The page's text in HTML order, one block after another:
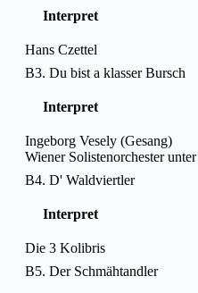
Interpret
Hans Czettel
B3. Du bist a klasser Bursch
Interpret
Ingeborg Vesely (Gesang)
Wiener Solistenorchester unter
B4. D' Waldviertler
Interpret
Die 3 Kolibris
B5. Der Schmähtandler